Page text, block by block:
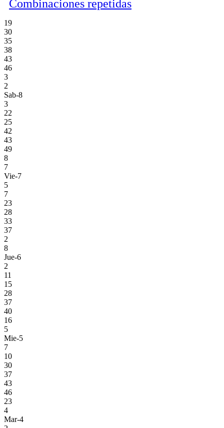
Combinaciones repetidas
19
30
35
38
43
46
3
2
Sab-8
3
22
25
42
43
49
8
7
Vie-7
5
7
23
28
33
37
2
8
Jue-6
2
11
15
28
37
40
16
5
Mie-5
7
10
30
37
43
46
23
4
Mar-4